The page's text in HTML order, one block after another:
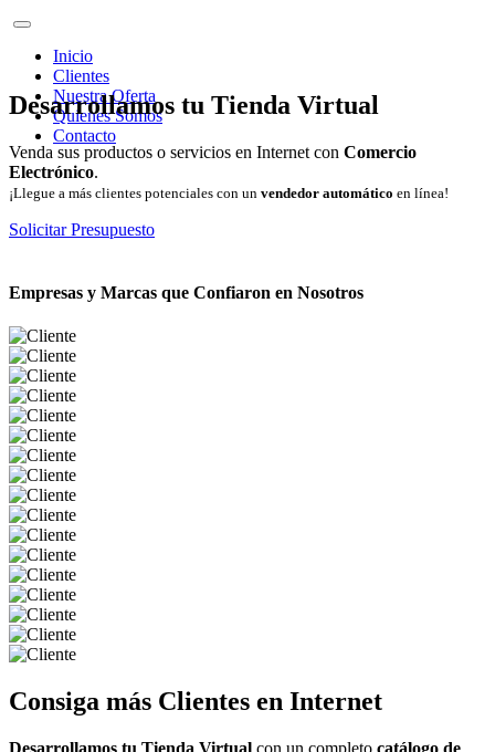
Inicio
Clientes
Nuestra Oferta
Quienes Somos
Contacto
Desarrollamos tu Tienda Virtual
Venda sus productos o servicios en Internet con Comercio
Electrónico.
¡Llegue a más clientes potenciales con un vendedor automático en línea!
Solicitar Presupuesto
Empresas y Marcas que Confiaron en Nosotros
Consiga más Clientes en Internet